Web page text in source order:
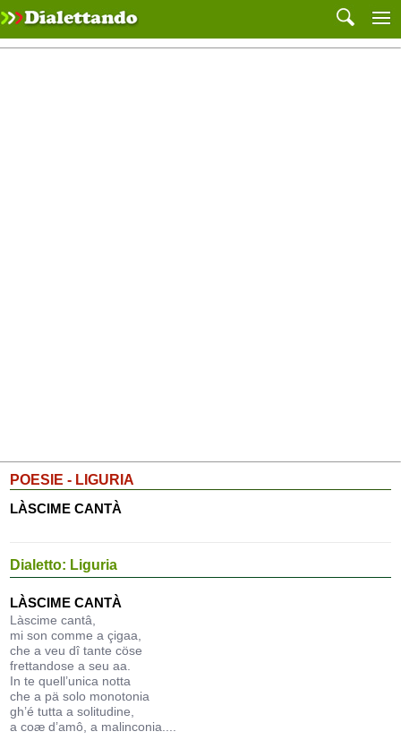
POESIE - LIGURIA
LÀSCIME CANTÀ
Dialetto: Liguria
LÀSCIME CANTÀ
Làscime cantâ,
mi son comme a çigaa,
che a veu dî tante cöse
frettandose a seu aa.
In te quell’unica notta
che a pä solo monotonia
gh’é tutta a solitudine,
a coæ d’amô, a malinconia....